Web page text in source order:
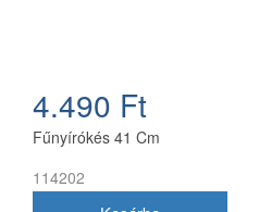
4.490 Ft
Fűnyírókés 41 Cm
114202